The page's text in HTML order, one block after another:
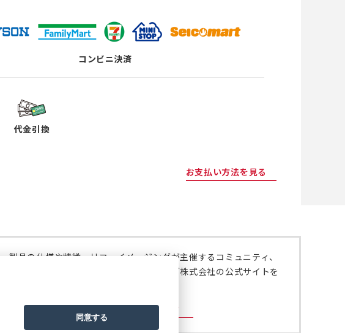
コンビニ決済
代金引換
お支払い方法を見る
製品の仕様や特徴、リコーイメージングが主催するコミュニティ、
修理などについては、リコーイメージング株式会社の公式サイトを
リコーイメージング株式会社の公式サイト
同意する